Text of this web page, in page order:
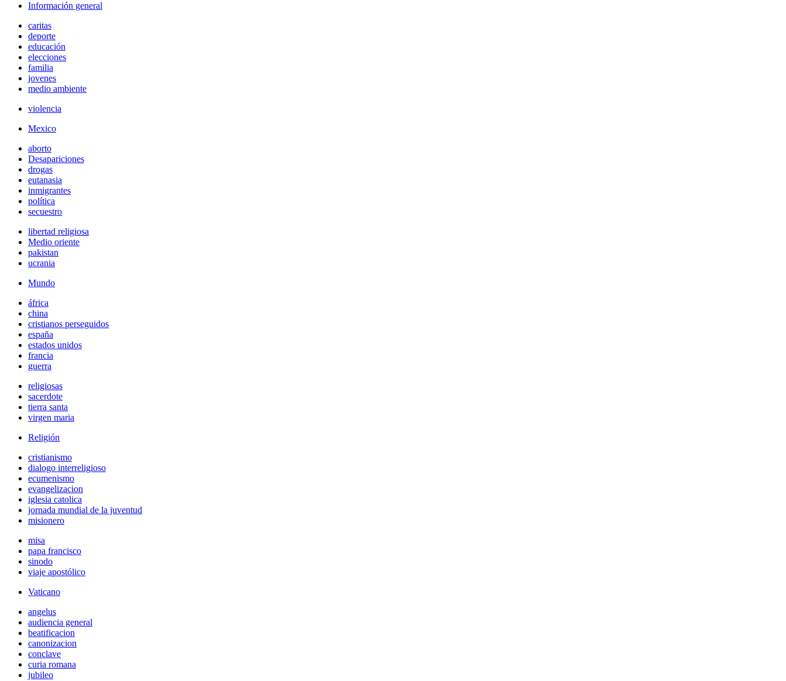
Información general
caritas
deporte
educación
elecciones
familia
jovenes
medio ambiente
violencia
Mexico
aborto
Desapariciones
drogas
eutanasia
inmigrantes
política
secuestro
libertad religiosa
Medio oriente
pakistan
ucrania
Mundo
áfrica
china
cristianos perseguidos
españa
estados unidos
francia
guerra
religiosas
sacerdote
tierra santa
virgen maria
Religión
cristianismo
dialogo interreligioso
ecumenismo
evangelizacion
iglesia catolica
jornada mundial de la juventud
misionero
misa
papa francisco
sinodo
viaje apostólico
Vaticano
angelus
audiencia general
beatificacion
canonizacion
conclave
curia romana
jubileo